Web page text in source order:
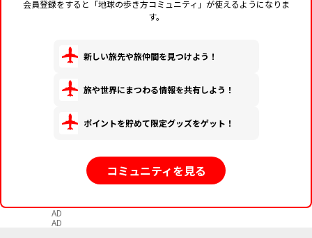
会員登録をすると「地球の歩き方コミュニティ」が使えるようになりま
す。
新しい旅先や旅仲間を見つけよう！
旅や世界にまつわる情報を共有しよう！
ポイントを貯めて限定グッズをゲット！
コミュニティを見る
AD
AD